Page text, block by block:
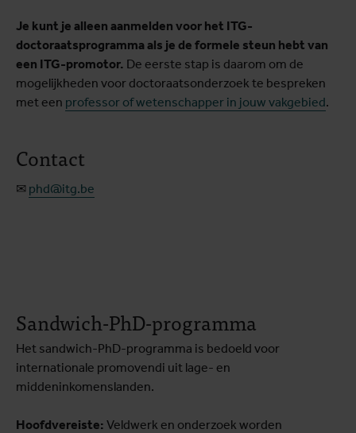
Je kunt je alleen aanmelden voor het ITG-
doctoraatsprogramma als je de formele steun hebt van
een ITG-promotor. De eerste stap is daarom om de
mogelijkheden voor doctoraatsonderzoek te bespreken
met een professor of wetenschapper in jouw vakgebied.
Contact
✉ phd@itg.be
Sandwich-PhD-programma
Het sandwich-PhD-programma is bedoeld voor
internationale promovendi uit lage- en
middeninkomenslanden.
Hoofdvereiste: Veldwerk en onderzoek worden